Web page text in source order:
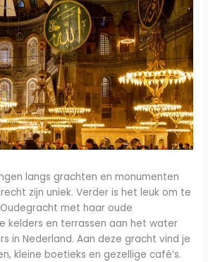
langs grachten en monumenten
zijn uniek. Verder is het leuk om te
met haar oude
kelders en terrassen aan het water
in Nederland. Aan deze gracht vind je
kleine boetieks en gezellige café’s.